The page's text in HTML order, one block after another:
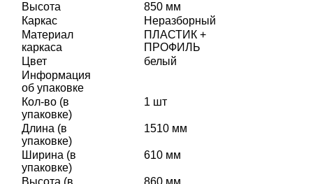
Высота
850 мм
Каркас
Неразборный
Материал
каркаса
ПЛАСТИК +
ПРОФИЛЬ
Цвет
белый
Информация
об упаковке
Кол-во (в
упаковке)
1 шт
Длина (в
упаковке)
1510 мм
Ширина (в
упаковке)
610 мм
Высота (в
860 мм